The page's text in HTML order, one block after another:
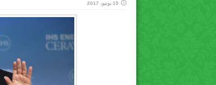
15 يونيو، 2017